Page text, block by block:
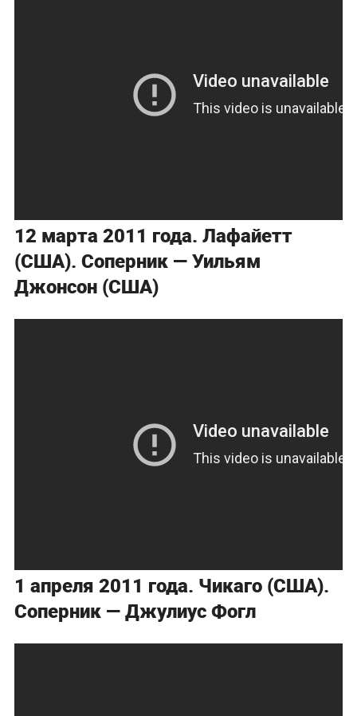
12 марта 2011 года. Лафайетт
(США). Соперник — Уильям
Джонсон (США)
1 апреля 2011 года. Чикаго (США).
Соперник — Джулиус Фогл